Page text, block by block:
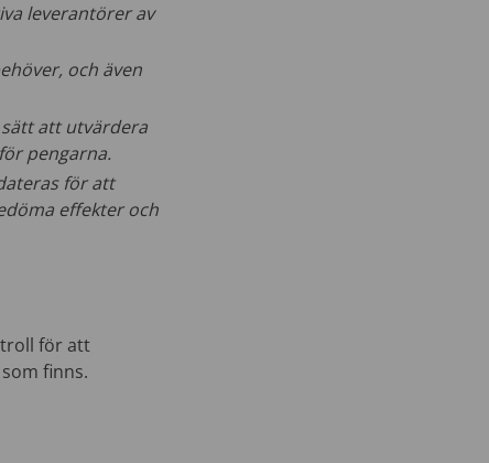
leverantörer av
och även
att utvärdera
pengarna.
för att
effekter och
för att
finns.